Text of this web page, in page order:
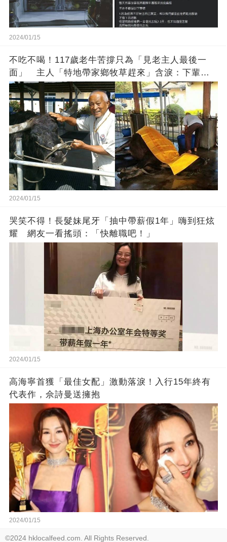
2024/01/15
不吃不喝！117歲老牛苦撐只為「見老主人最後一
面」 主人「特地帶家鄉牧草趕來」含淚：下輩子
找個好人家
2024/01/15
哭笑不得！長髮妹尾牙「抽中帶薪假1年」嗨到狂炫
耀 網友一看搖頭：「快離職吧！」
2024/01/15
高海寧首獲「最佳女配」激動落淚！入行15年終有
代表作，佘詩曼送擁抱
2024/01/15
©2024 hklocalfeed.com. All Rights Reserved.